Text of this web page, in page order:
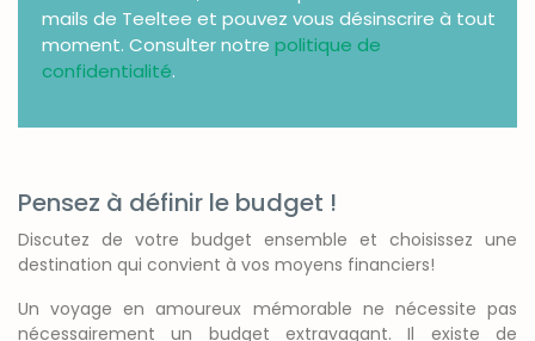
mails de Teeltee et pouvez vous désinscrire à tout
moment. Consulter notre politique de
confidentialité.
Pensez à définir le budget !
Discutez de votre budget ensemble et choisissez une
destination qui convient à vos moyens financiers!
Un voyage en amoureux mémorable ne nécessite pas
nécessairement un budget extravagant. Il existe de